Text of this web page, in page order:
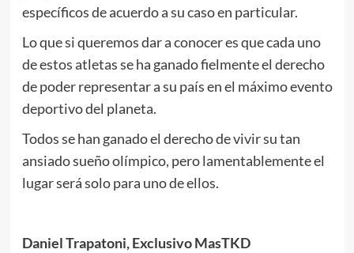
específicos de acuerdo a su caso en particular.
Lo que si queremos dar a conocer es que cada uno
de estos atletas se ha ganado fielmente el derecho
de poder representar a su país en el máximo evento
deportivo del planeta.
Todos se han ganado el derecho de vivir su tan
ansiado sueño olímpico, pero lamentablemente el
lugar será solo para uno de ellos.
Daniel Trapatoni, Exclusivo MasTKD